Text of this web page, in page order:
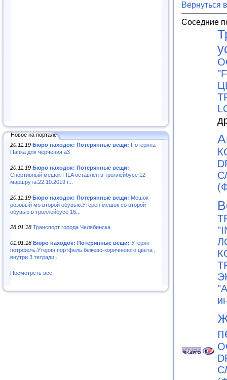
Новое на портале
20.11.19 Бюро находок: Потерянные вещи: Потеряна
Папка для черчения а3
20.11.19 Бюро находок: Потерянные вещи:
Спортивный мешок FILA оставлен в троллейбусе 12
маршрута.22.10.2019 г...
20.11.19 Бюро находок: Потерянные вещи: Мешок
розовый мо второй обувью.Утерен мешок со второй
обувью в троллейбусе 16...
28.01.18 Транспорт города Челябинска
01.01.18 Бюро находок: Потерянные вещи: Утерян
потрфель.Утерян портфель бежево-коричневого цвета ,
внутри 3 тетради..
Посмотреть все
Вернуться
Соседние